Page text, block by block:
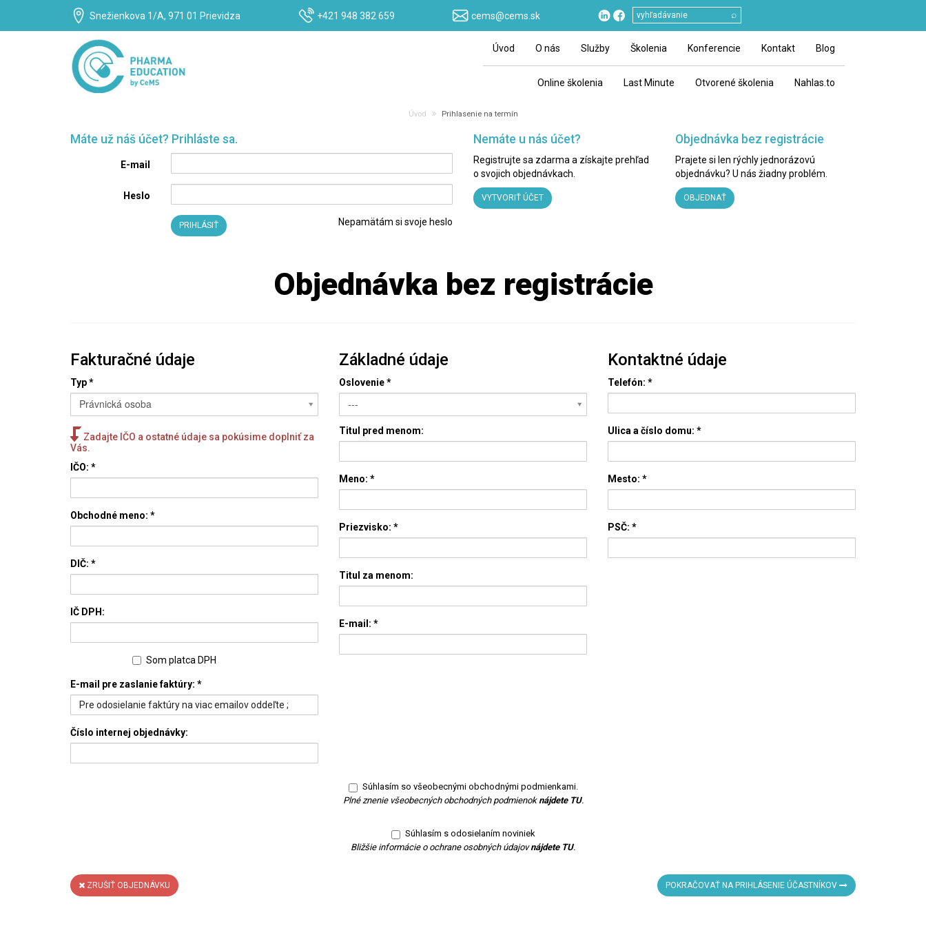
Snežienkova 1/A, 971 01 Prievidza +421 948 382 659 cems@cems.sk ⌕
Úvod O nás Služby Školenia Konferencie Kontakt Blog
Online školenia Last Minute Otvorené školenia Nahlas.to
Úvod Prihlasenie na termín
Máte už náš účet? Prihláste sa.
E-mail
Heslo
Nepamätám si svoje heslo
Nemáte u nás účet?
Registrujte sa zdarma a získajte prehľad
o svojich objednávkach.
VYTVORIŤ ÚČET
Objednávka bez registrácie
Prajete si len rýchly jednorázovú
objednávku? U nás žiadny problém.
OBJEDNAŤ
Objednávka bez registrácie
Fakturačné údaje
Typ*
Právnická osoba
Zadajte IČO a ostatné údaje sa pokúsime doplniť za
Vás.
IČO: *
Obchodné meno: *
DIČ: *
IČ DPH:
Som platca DPH
E-mail pre zaslanie faktúry: *
Číslo internej objednávky:
Základné údaje
Oslovenie*
---
Titul pred menom:
Meno: *
Priezvisko: *
Titul za menom:
E-mail: *
Kontaktné údaje
Telefón: *
Ulica a číslo domu: *
Mesto: *
PSČ: *
Súhlasím so všeobecnými obchodnými podmienkami.
Plné znenie všeobecných obchodných podmienoknájdete TU.
Súhlasím s odosielaním noviniek
Bližšie informácie o ochrane osobných údajovnájdete TU.
ZRUŠIŤ OBJEDNÁVKU POKRAČOVAŤ NA PRIHLÁSENIE ÚČASTNÍKOV